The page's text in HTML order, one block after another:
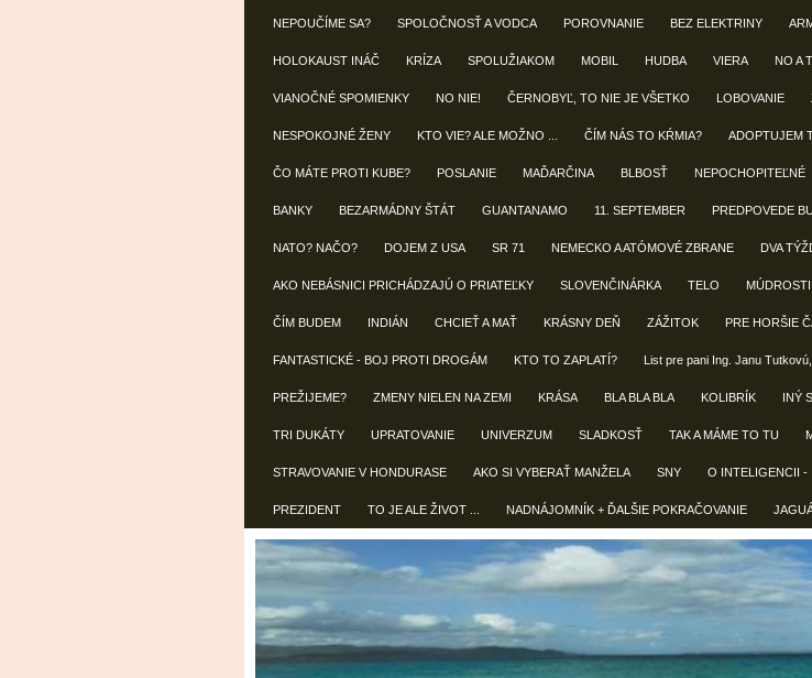
NEPOUČÍME SA? SPOLOČNOSŤ A VODCA POROVNANIE BEZ ELEKTRINY
HOLOKAUST INÁČ KRÍZA SPOLUŽIAKOM MOBIL HUDBA VIERA NO A
VIANOČNÉ SPOMIENKY NO NIE! ČERNOBYĽ, TO NIE JE VŠETKO LOBOVANIE
NESPOKOJNÉ ŽENY KTO VIE? ALE MOŽNO ... ČÍM NÁS TO KŔMIA? ADOPTUJEM
ČO MÁTE PROTI KUBE? POSLANIE MAĎARČINA BLBOSŤ NEPOCHOPITEĽNÉ
BANKY BEZARMÁDNY ŠTÁT GUANTANAMO 11. SEPTEMBER PREDPOVEDE
NATO? NAČO? DOJEM Z USA SR 71 NEMECKO A ATÓMOVÉ ZBRANE DVA
AKO NEBÁSNICI PRICHÁDZAJÚ O PRIATEĽKY SLOVENČINÁRKA TELO
ČÍM BUDEM INDIÁN CHCIEŤ A MAŤ KRÁSNY DEŇ ZÁŽITOK PRE HORŠIE
FANTASTICKÉ - BOJ PROTI DROGÁM KTO TO ZAPLATÍ? List pre pani Ing. Janu
PREŽIJEME? ZMENY NIELEN NA ZEMI KRÁSA BLA BLA BLA KOLIBRÍK INÝ
TRI DUKÁTY UPRATOVANIE UNIVERZUM SLADKOSŤ TAK A MÁME TO TU
STRAVOVANIE V HONDURASE AKO SI VYBERAŤ MANŽELA SNY O INTELIGENCII - I.
PREZIDENT TO JE ALE ŽIVOT ... NADNÁJOMNÍK + ĎALŠIE POKRAČOVANIE